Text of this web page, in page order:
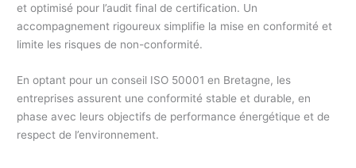
et optimisé pour l’audit final de certification. Un
accompagnement rigoureux simplifie la mise en conformité et
limite les risques de non-conformité.
En optant pour un conseil ISO 50001 en Bretagne, les
entreprises assurent une conformité stable et durable, en
phase avec leurs objectifs de performance énergétique et de
respect de l’environnement.